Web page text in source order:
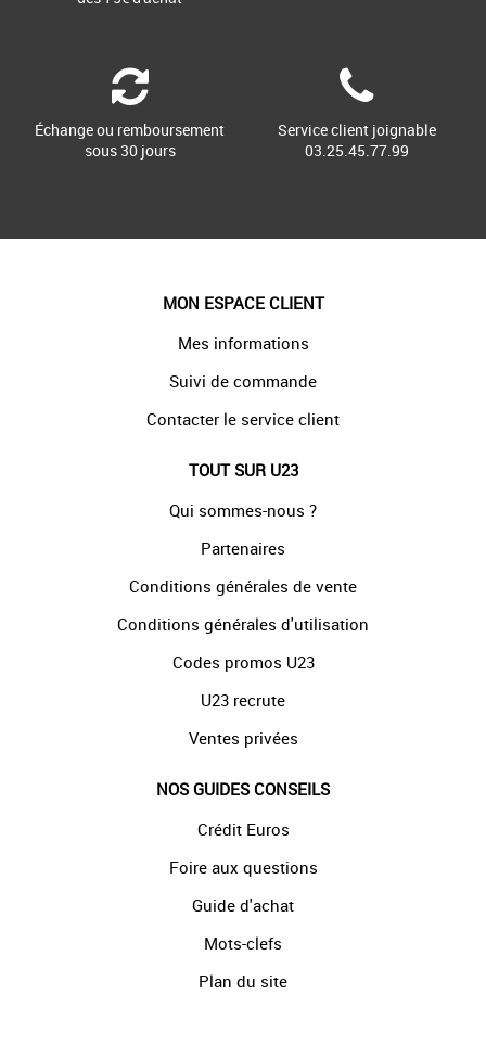
Échange ou remboursement
sous 30 jours
Service client joignable
03.25.45.77.99
MON ESPACE CLIENT
Mes informations
Suivi de commande
Contacter le service client
TOUT SUR U23
Qui sommes-nous ?
Partenaires
Conditions générales de vente
Conditions générales d'utilisation
Codes promos U23
U23 recrute
Ventes privées
NOS GUIDES CONSEILS
Crédit Euros
Foire aux questions
Guide d'achat
Mots-clefs
Plan du site